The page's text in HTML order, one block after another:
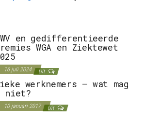
en gedifferentieerde
WGA en Ziektewet
16 juli 2024 Uit
werknemers – wat mag
niet?
10 januari 2017 Uit